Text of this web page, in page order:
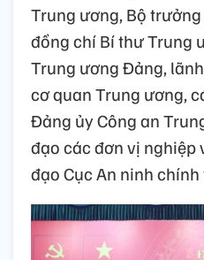
Trung ương, Bộ
đồng chí Bí thư Trung
Trung ương Đảng,
cơ quan Trung ương,
Đảng ủy Công an
đạo các đơn vị nghiệp
đạo Cục An ninh